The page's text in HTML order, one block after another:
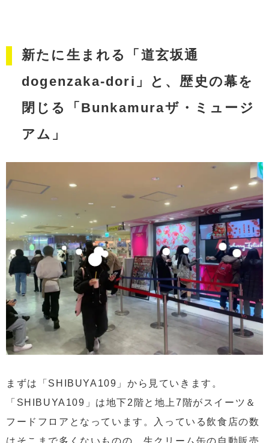
新たに生まれる「道玄坂通
dogenzaka-dori」と、歴史の幕を
閉じる「Bunkamuraザ・ミュージ
アム」
まずは「SHIBUYA109」から見ていきます。
「SHIBUYA109」は地下2階と地上7階がスイーツ＆
フードフロアとなっています。入っている飲食店の数
はそこまで多くないものの、生クリーム缶の自動販売